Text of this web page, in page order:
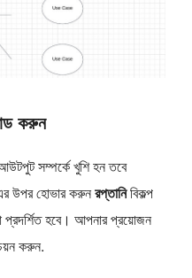
করুন
সম্পর্কে খুশি হন তবে
উপর হোভার করুনরপ্তানিবিকল্প
প্রদর্শিত হবে। আপনার প্রয়োজন
করুন.